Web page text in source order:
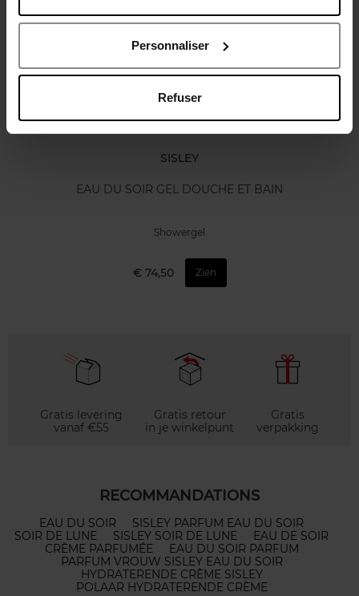
Personnaliser
Refuser
SISLEY
EAU DU SOIR GEL DOUCHE ET BAIN
Showergel
€ 74,50 Zien
Gratis levering
vanaf €55
Gratis retour
in je winkelpunt
Gratis
verpakking
RECOMMANDATIONS
EAU DU SOIR
SISLEY PARFUM EAU DU SOIR
SOIR DE LUNE
SISLEY SOIR DE LUNE
EAU DE SOIR
CRÈME PARFUMÉE
EAU DU SOIR PARFUM
PARFUM VROUW SISLEY EAU DU SOIR
HYDRATERENDE CRÈME SISLEY
POLAAR HYDRATERENDE CRÈME